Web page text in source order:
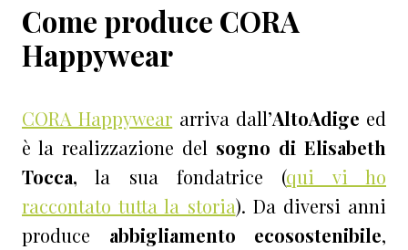
Come produce CORA
Happywear
CORA Happywear arriva dall’AltoAdige ed
è la realizzazione del sogno di Elisabeth
Tocca, la sua fondatrice (qui vi ho
raccontato tutta la storia). Da diversi anni
produce abbigliamento ecosostenibile,